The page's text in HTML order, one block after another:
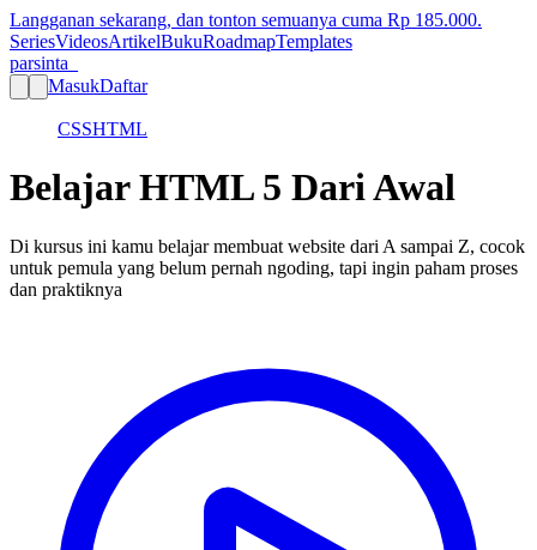
Langganan sekarang, dan tonton semuanya cuma Rp 185.000.
SeriesVideosArtikelBukuRoadmapTemplates
parsinta_
MasukDaftar
CSSHTML
Belajar HTML 5 Dari Awal
Di kursus ini kamu belajar membuat website dari A sampai Z, cocok
untuk pemula yang belum pernah ngoding, tapi ingin paham proses
dan praktiknya